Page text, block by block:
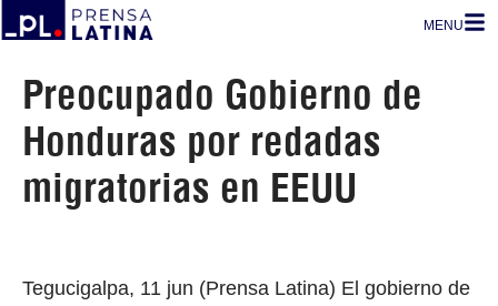
MENU
Preocupado Gobierno de
Honduras por redadas
migratorias en EEUU
Tegucigalpa, 11 jun (Prensa Latina) El gobierno de